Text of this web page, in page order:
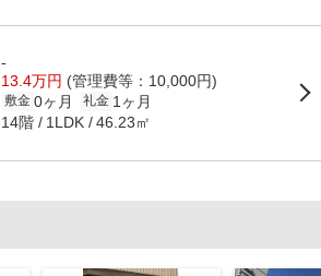
-
13.4万円 (管理費等：10,000円)
敷金 0ヶ月 礼金 1ヶ月
14階 1LDK 46.23㎡